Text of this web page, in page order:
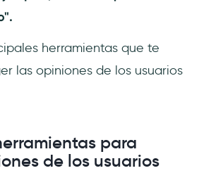
herramientas que te
las opiniones de los usuarios
para
de los usuarios